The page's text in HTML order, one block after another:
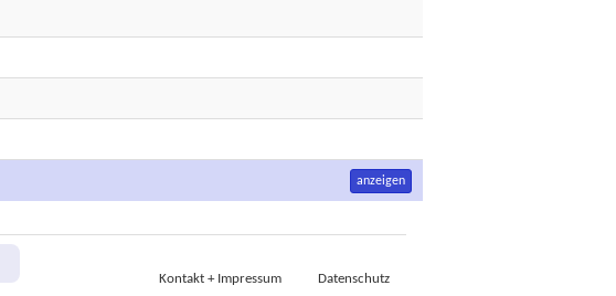
anzeigen
Kontakt + Impressum
Datenschutz